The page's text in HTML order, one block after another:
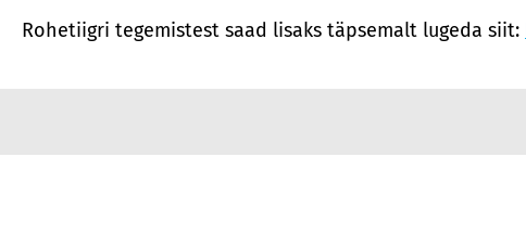
Rohetiigri tegemistest saad lisaks täpsemalt lugeda siit: